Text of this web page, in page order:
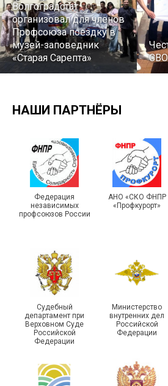
Волгоградстат
организовал для членов
Профсоюза поездку в
музей-заповедник
«Старая Сарепта»
IX Туристический слёт
Московской городской
организации Профсоюза
Чествование ветеранов
боевых действий
Самарской области
НАШИ ПАРТНЁРЫ
Федерация
независимых
профсоюзов России
АНО «СКО ФНПР
«Профкурорт»
Судебный
департамент при
Верховном Суде
Российской
Федерации
Министерство
внутренних дел
Российской
Федерации